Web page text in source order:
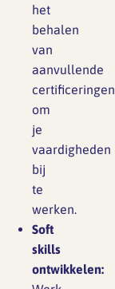
het
behalen
van
aanvullende
certificeringen
om
je
vaardigheden
bij
te
werken.
Soft
skills
ontwikkelen: